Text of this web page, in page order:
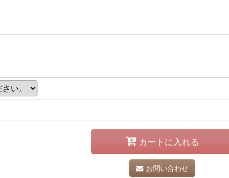
カートに入れる
お問い合わせ